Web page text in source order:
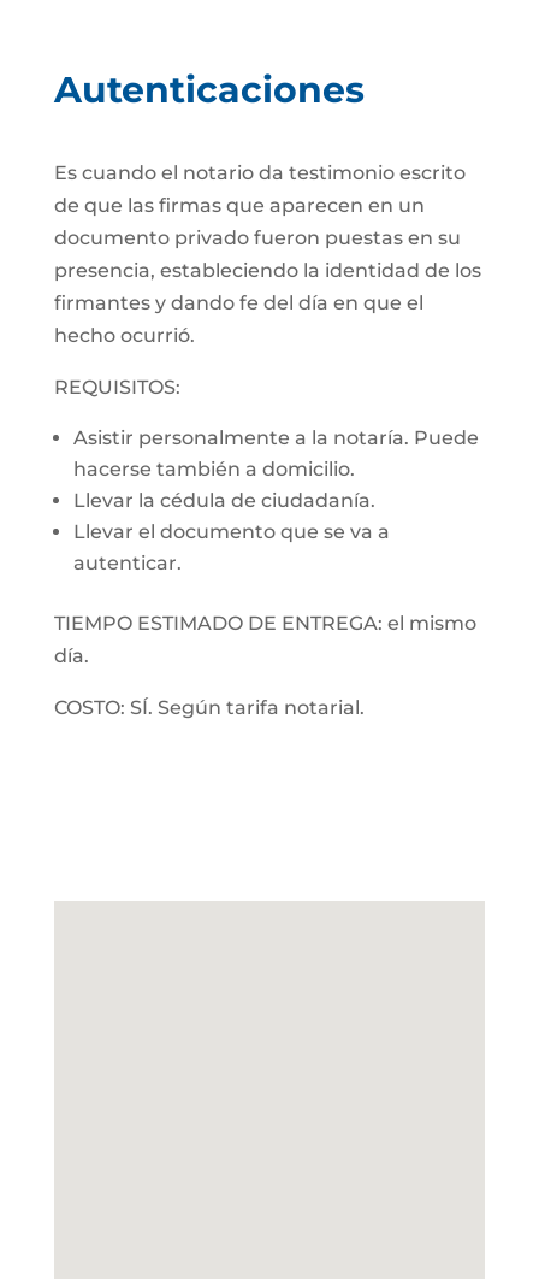
Autenticaciones
Es cuando el notario da testimonio escrito
de que las firmas que aparecen en un
documento privado fueron puestas en su
presencia, estableciendo la identidad de los
firmantes y dando fe del día en que el
hecho ocurrió.
REQUISITOS:
Asistir personalmente a la notaría. Puede
hacerse también a domicilio.
Llevar la cédula de ciudadanía.
Llevar el documento que se va a
autenticar.
TIEMPO ESTIMADO DE ENTREGA: el mismo
día.
COSTO: SÍ. Según tarifa notarial.